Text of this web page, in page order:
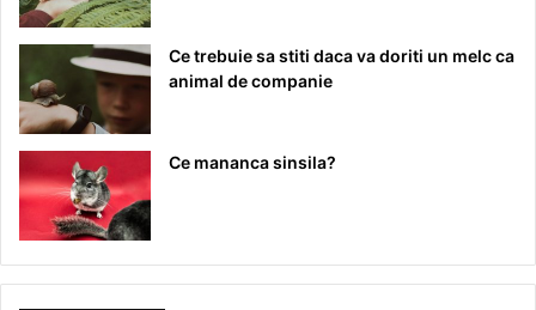
Ce trebuie sa stiti daca va doriti un melc ca
animal de companie
Ce mananca sinsila?